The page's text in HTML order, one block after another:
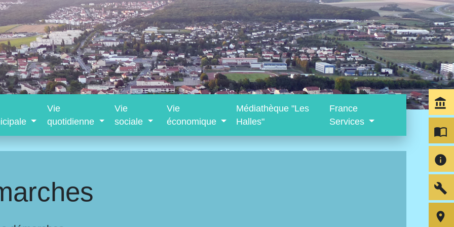
Vie
quotidienne
Vie
sociale
Vie
économique
Médiathèque "Les
Halles"
France
Services
account_balance
import_contacts
info
build
room